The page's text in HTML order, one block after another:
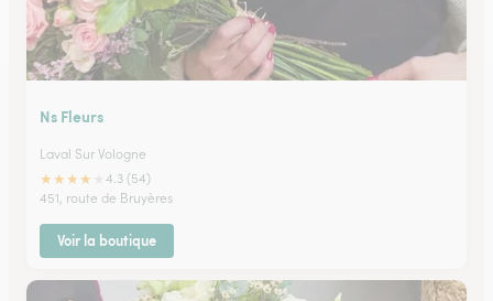
Ns Fleurs
Laval Sur Vologne
★★★★
4.3 (54)
451, route de Bruyères
Voir la boutique